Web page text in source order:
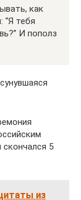
как
“Я тебя
И пополз
5
из